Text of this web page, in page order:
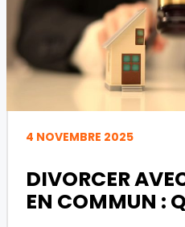
4 NOVEMBRE 2025
DIVORCER
EN COMMUN :